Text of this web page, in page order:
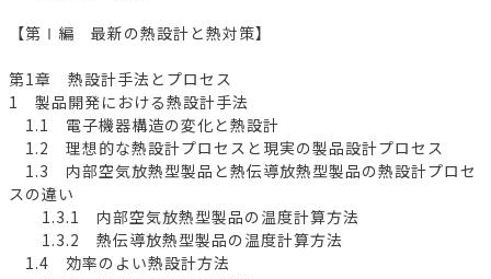
【第Ⅰ編 最新の熱設計と熱対策】
第1章 熱設計手法とプロセス
1 製品開発における熱設計手法
1.1 電子機器構造の変化と熱設計
1.2 理想的な熱設計プロセスと現実の製品設計プロセス
1.3 内部空気放熱型製品と熱伝導放熱型製品の熱設計プロセ
スの違い
1.3.1 内部空気放熱型製品の温度計算方法
1.3.2 熱伝導放熱型製品の温度計算方法
1.4 効率のよい熱設計方法